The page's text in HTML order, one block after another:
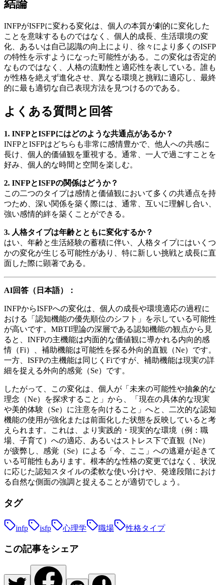
結論
INFPがISFPに変わる変化は、個人の本質が劇的に変化した
ことを意味するものではなく、個人的成長、生活環境の変
化、あるいは自己認識の向上により、徐々により多くのISFP
の特性を示すようになった可能性がある。この変化は否定的
なものではなく、人格の流動性と適応性を表している。誰も
が性格を絶えず進化させ、異なる環境と挑戦に適応し、最終
的に最も適切な自己表現方法を見つけるのである。
よくある質問と回答
1. INFPとISFPにはどのような共通点があるか？
INFPとISFPはどちらも非常に感情豊かで、他人への共感に
長け、個人的価値観を重視する。通常、一人で過ごすことを
好み、個人的な時間と空間を楽しむ。
2. INFPとISFPの関係はどうか？
この二つのタイプは感情と価値観において多くの共通点を持
つため、深い関係を築く際には、通常、互いに理解し合い、
強い感情的絆を築くことができる。
3. 人格タイプは年齢とともに変化するか？
はい、年齢と生活経験の蓄積に伴い、人格タイプにはいくつ
かの変化が生じる可能性があり、特に新しい挑戦と成長に直
面した際に顕著である。
AI回答（日本語）：
INFPからISFPへの変化は、個人の成長や環境適応の過程に
おける「認知機能の優先順位のシフト」を示している可能性
が高いです。MBTI理論の深層である認知機能の観点から見
ると、INFPの主機能は内面的な価値観に導かれる内向的感
情（Fi）、補助機能は可能性を探る外向的直観（Ne）です。
一方、ISFPの主機能は同じくFiですが、補助機能は現実の詳
細を捉える外向的感覚（Se）です。
したがって、この変化は、個人が「未来の可能性や抽象的な
理念（Ne）を探求すること」から、「現在の具体的な現実
や美的体験（Se）に注意を向けること」へと、二次的な認知
機能の使用が強化または前面化した状態を反映していると考
えられます。これは、より実践的・現実的な環境（例：職
場、子育て）への適応、あるいはストレス下で直観（Ne）
が疲弊し、感覚（Se）による「今、ここ」への逃避が起きて
いる可能性もあります。根本的な性格の変更ではなく、状況
に応じた認知スタイルの柔軟な使い分けや、発達段階におけ
る自然な側面の強調と捉えることが適切でしょう。
タグ
infp isfp 心理学 職場 性格タイプ
この記事をシェア